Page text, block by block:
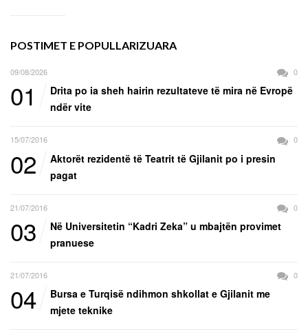
POSTIMET E POPULLARIZUARA
09/08/2026 0
01
Drita po ia sheh hairin rezultateve të mira në Evropë
ndër vite
15/07/2016 0
02
Aktorët rezidentë të Teatrit të Gjilanit po i presin
pagat
21/07/2016 0
03
Në Universitetin “Kadri Zeka” u mbajtën provimet
pranuese
21/07/2016 0
04
Bursa e Turqisë ndihmon shkollat e Gjilanit me
mjete teknike